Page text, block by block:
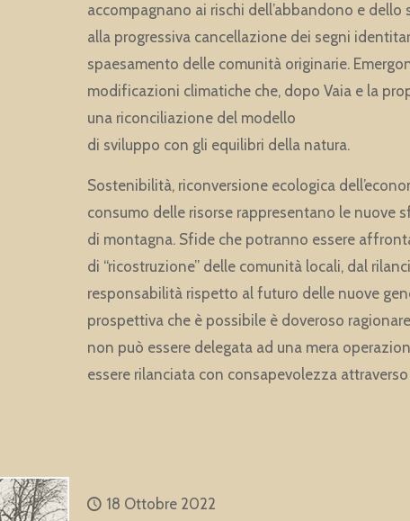
accompagnano ai rischi dell’abbandono e
alla progressiva cancellazione dei segni
spaesamento delle comunità originarie.
modificazioni climatiche che, dopo Vaia e la
una riconciliazione del modello
di sviluppo con gli equilibri della natura.
Sostenibilità, riconversione ecologica
consumo delle risorse rappresentano le nuove
di montagna. Sfide che potranno essere
di “ricostruzione” delle comunità locali, dal
responsabilità rispetto al futuro delle nuove
prospettiva che è possibile è doveroso
non può essere delegata ad una mera
essere rilanciata con consapevolezza
18 Ottobre 2022